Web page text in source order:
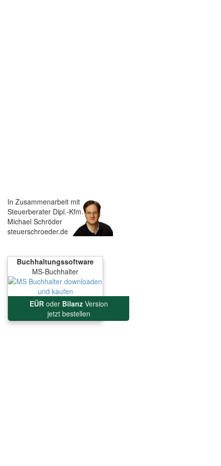
In Zusammenarbeit mit
Steuerberater Dipl.-Kfm.
Michael Schröder
steuerschroeder.de
Buchhaltungssoftware
MS-Buchhalter
EÜRoder BilanzVersion
jetzt bestellen